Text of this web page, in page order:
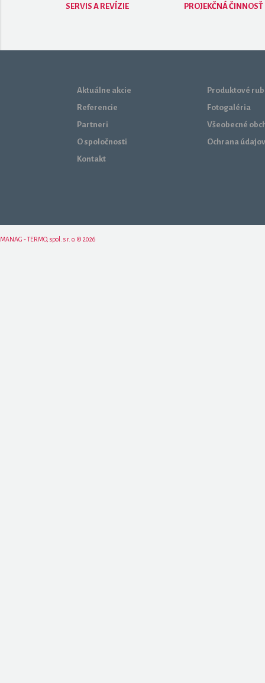
SERVIS A REVÍZIE PROJEKČNÁ ČINNOSŤ
Aktuálne akcie
Referencie
Partneri
O spoločnosti
Kontakt
Produktové
Fotogaléria
Všeobecné
Ochrana údajov
MANAG - TERMO, spol. s r. o. © 2026